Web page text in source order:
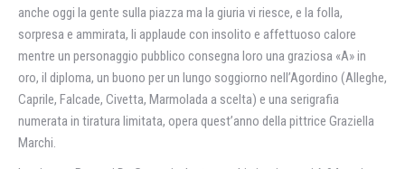
anche oggi la gente sulla piazza ma la giuria vi riesce, e la folla,
sorpresa e ammirata, li applaude con insolito e affettuoso calore
mentre un personaggio pubblico consegna loro una graziosa «A» in
oro, il diploma, un buono per un lungo soggiorno nell’Agordino (Alleghe,
Caprile, Falcade, Civetta, Marmolada a scelta) e una serigrafia
numerata in tiratura limitata, opera quest’anno della pittrice Graziella
Marchi.